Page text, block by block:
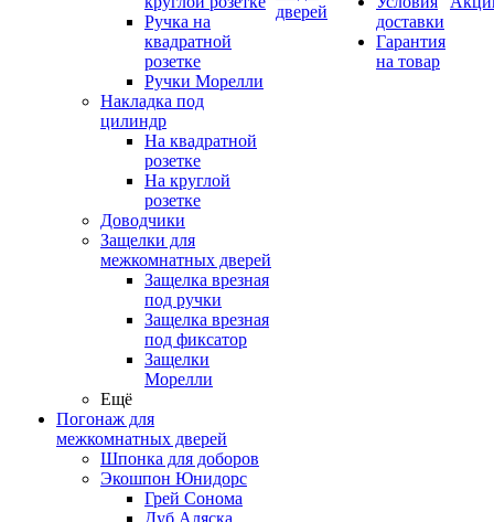
Ручка на
квадратной
розетке
Ручки Морелли
Накладка под
цилиндр
На квадратной
розетке
На круглой
розетке
Доводчики
Защелки для
межкомнатных дверей
Защелка врезная
под ручки
Защелка врезная
под фиксатор
Защелки
Морелли
Ещё
Погонаж для
межкомнатных дверей
Шпонка для доборов
Экошпон Юнидорс
Грей Сонома
Дуб Аляска
дверей
доставки
Гарантия
на товар